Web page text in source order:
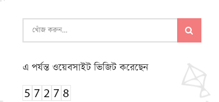
এ পর্যন্ত ওয়েবসাইট ভিজিট করেছেন